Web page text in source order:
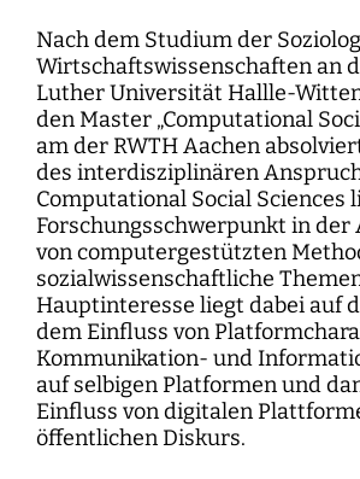
Nach dem Studium der
Wirtschaftswissenschaften an
Luther Universität Hallle-
den Master „Computational
am der RWTH Aachen
des interdisziplinären
Computational Social Sciences
Forschungsschwerpunkt in der
von computergestützten
sozialwissenschaftliche
Hauptinteresse liegt dabei auf
dem Einfluss von
Kommunikation- und
auf selbigen Platformen und
Einfluss von digitalen
öffentlichen Diskurs.